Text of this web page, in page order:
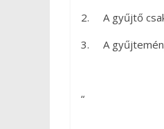
2. A gyűjtő
3. A
“